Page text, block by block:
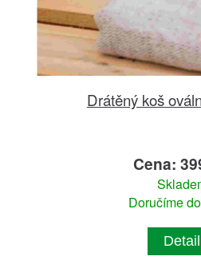
Drátěný koš
Cena:
Doručíme
Detail